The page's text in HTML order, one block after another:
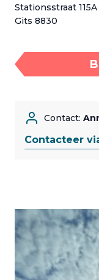
Stationsstraat 115A
Gits 8830
Contact:
Contacteer